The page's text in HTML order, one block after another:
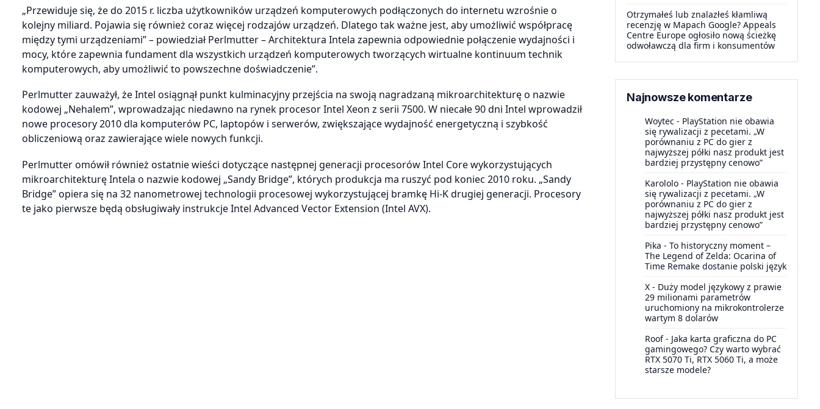
„Przewiduje się, że do 2015 r. liczba użytkowników urządzeń komputerowych podłączonych do internetu wzrośnie o
kolejny miliard. Pojawia się również coraz więcej rodzajów urządzeń. Dlatego tak ważne jest, aby umożliwić współpracę
między tymi urządzeniami” – powiedział Perlmutter – Architektura Intela zapewnia odpowiednie połączenie wydajności i
mocy, które zapewnia fundament dla wszystkich urządzeń komputerowych tworzących wirtualne kontinuum technik
komputerowych, aby umożliwić to powszechne doświadczenie”.
Perlmutter zauważył, że Intel osiągnął punkt kulminacyjny przejścia na swoją nagradzaną mikroarchitekturę o nazwie
kodowej „Nehalem”, wprowadzając niedawno na rynek procesor Intel Xeon z serii 7500. W niecałe 90 dni Intel wprowadził
nowe procesory 2010 dla komputerów PC, laptopów i serwerów, zwiększające wydajność energetyczną i szybkość
obliczeniową oraz zawierające wiele nowych funkcji.
Perlmutter omówił również ostatnie wieści dotyczące następnej generacji procesorów Intel Core wykorzystujących
mikroarchitekturę Intela o nazwie kodowej „Sandy Bridge”, których produkcja ma ruszyć pod koniec 2010 roku. „Sandy
Bridge” opiera się na 32 nanometrowej technologii procesowej wykorzystującej bramkę Hi-K drugiej generacji. Procesory
te jako pierwsze będą obsługiwały instrukcje Intel Advanced Vector Extension (Intel AVX).
Otrzymałeś lub znalazłeś kłamliwą
recenzję w Mapach Google? Appeals
Centre Europe ogłosiło nową ścieżkę
odwoławczą dla firm i konsumentów
Najnowsze komentarze
Woytec - PlayStation nie obawia
się rywalizacji z pecetami. „W
porównaniu z PC do gier z
najwyższej półki nasz produkt jest
bardziej przystępny cenowo”
Karololo - PlayStation nie obawia
się rywalizacji z pecetami. „W
porównaniu z PC do gier z
najwyższej półki nasz produkt jest
bardziej przystępny cenowo”
Pika - To historyczny moment –
The Legend of Zelda: Ocarina of
Time Remake dostanie polski język
X - Duży model językowy z prawie
29 milionami parametrów
uruchomiony na mikrokontrolerze
wartym 8 dolarów
Roof- Jaka karta graficzna do PC
gamingowego? Czy warto wybrać
RTX 5070 Ti, RTX 5060 Ti, a może
starsze modele?